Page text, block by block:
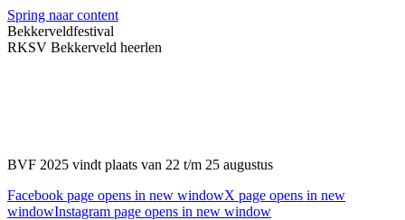
Spring naar content
Bekkerveldfestival
RKSV Bekkerveld heerlen
BVF 2025 vindt plaats van 22 t/m 25 augustus
Facebook page opens in new windowX page opens in new
windowInstagram page opens in new window